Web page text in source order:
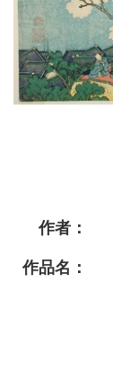
作者：
作品名：